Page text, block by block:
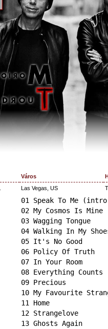
Város
Las Vegas, US
01 Speak To Me
02 My Cosmos Is Mine
03 Wagging Tongue
04 Walking In My
05 It's No Good
06 Policy Of Truth
07 In Your Room
08 Everything Counts
09 Precious
10 My Favourite
11 Home
12 Strangelove
13 Ghosts Again